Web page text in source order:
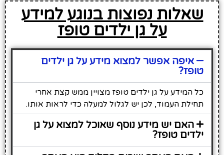
שאלות נפוצות בנוגע למידע
על גן ילדים טופז
איפה אפשר למצוא מידע על גן ילדים
טופז?
כל המידע על גן ילדים טופז מצויין ממש קצת אחרי
תחילת העמוד, לכן יש לגלול למעלה כדי לראות אותו.
האם יש מידע נוסף שאוכל למצוא על גן
ילדים טופז?